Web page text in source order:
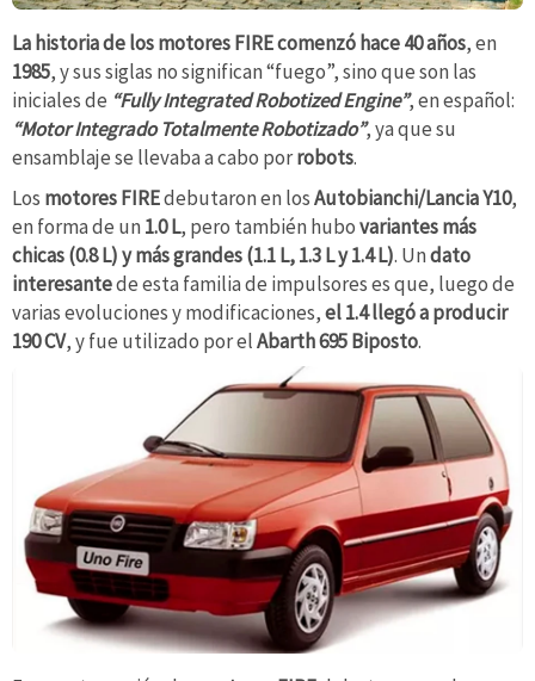
La historia de los motores FIRE comenzó hace 40 años, en
1985, y sus siglas no significan “fuego”, sino que son las
iniciales de “Fully Integrated Robotized Engine”, en español:
“Motor Integrado Totalmente Robotizado”, ya que su
ensamblaje se llevaba a cabo porrobots.
Los motores FIREdebutaron en losAutobianchi/Lancia Y10,
en forma de un 1.0 L, pero también hubovariantes más
chicas (0.8 L) y más grandes (1.1 L, 1.3 L y 1.4 L). Undato
interesantede esta familia de impulsores es que, luego de
varias evoluciones y modificaciones,el 1.4 llegó a producir
190 CV, y fue utilizado por elAbarth 695 Biposto.